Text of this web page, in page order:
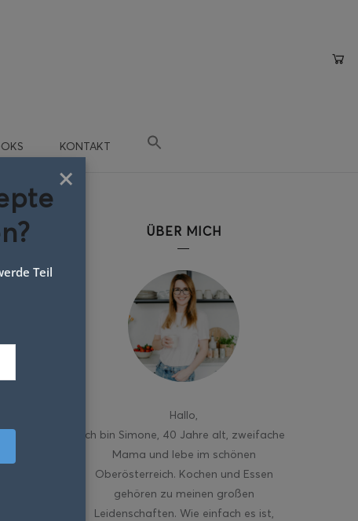
KONTAKT
ÜBER MICH
Hallo
ich bin Simone, 40 Jahre alt, zweifache
Mama und lebe im schönen
Oberösterreich. Kochen und Essen
gehören zu meinen großen
Leidenschaften. Wie einfach es ist,
×
Teil